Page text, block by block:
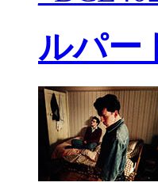
ルパー